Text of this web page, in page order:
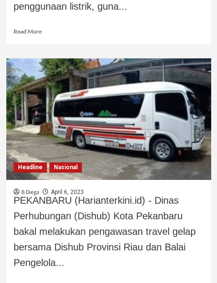
penggunaan listrik, guna...
Read More
Headline Nasional
B Diega April 6, 2023
PEKANBARU (Harianterkini.id) - Dinas
Perhubungan (Dishub) Kota Pekanbaru
bakal melakukan pengawasan travel gelap
bersama Dishub Provinsi Riau dan Balai
Pengelola...